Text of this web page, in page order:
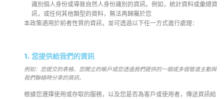
識別個人身份或導致自然人身份識別的資訊。例如，統計資料或彙總資
訊，或任何其他類型的資料，無法再歸屬於您.
本政策適用於前者性質的資訊，並可透過以下任一方式進行處理：
1. 您提供給我們的資訊
例如：您提交的表格、您開立的帳戶或您透過我們提供的一個或多個管道主動與
我們聯絡時分享的資訊。
根據您選擇使用或存取的服務，以及您是否為客戶或使用者，傳送資訊給